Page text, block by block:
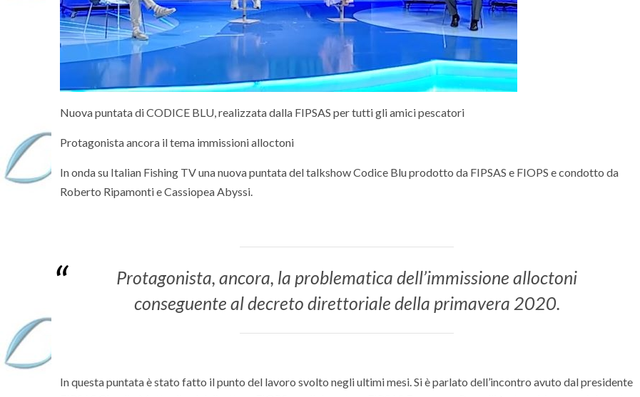
Nuova puntata di CODICE BLU, realizzata dalla FIPSAS per tutti gli amici pescatori
Protagonista ancora il tema immissioni alloctoni
In onda su Italian Fishing TV una nuova puntata del talkshow Codice Blu prodotto da FIPSAS e FIOPS e condotto da
Roberto Ripamonti e Cassiopea Abyssi.
Protagonista, ancora, la problematica dell’immissione alloctoni
conseguente al decreto direttoriale della primavera 2020.
In questa puntata è stato fatto il punto del lavoro svolto negli ultimi mesi. Si è parlato dell’incontro avuto dal presidente